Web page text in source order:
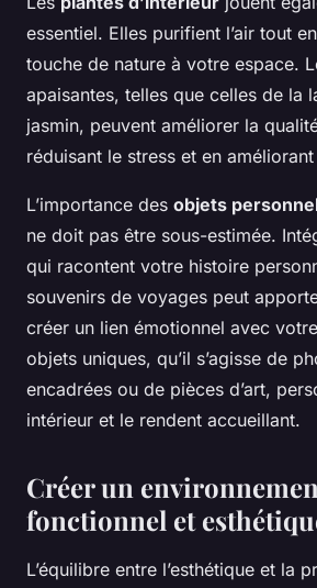
essentiel. Elles purifient l’air tout
touche de nature à votre espace.
apaisantes, telles que celles de la
jasmin, peuvent améliorer la
réduisant le stress et en améliorant
L’importance des objets
ne doit pas être sous-estimée.
qui racontent votre histoire
souvenirs de voyages peut
créer un lien émotionnel avec
objets uniques, qu’il s’agisse de
encadrées ou de pièces d’art,
intérieur et le rendent accueillant.
Créer un
fonctionnel et
L’équilibre entre l’esthétique et la